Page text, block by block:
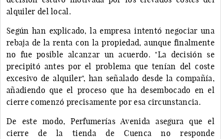
alquiler del local.
Según han explicado, la empresa intentó negociar una
rebaja de la renta con la propiedad, aunque finalmente
no fue posible alcanzar un acuerdo. "La decisión se
precipitó antes por el problema que tenían del coste
excesivo de alquiler", han señalado desde la compañía,
añadiendo que el proceso que ha desembocado en el
cierre comenzó precisamente por esa circunstancia.
De este modo, Perfumerías Avenida asegura que el
cierre de la tienda de Cuenca no responde